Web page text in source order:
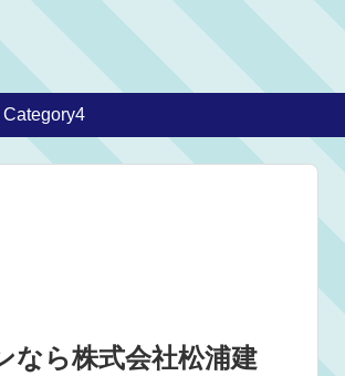
Category4
なら株式会社松浦建